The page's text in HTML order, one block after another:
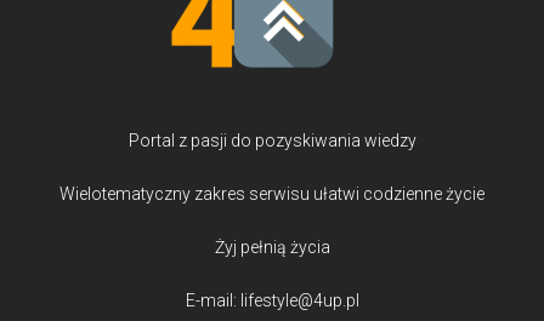
Portal z pasji do pozyskiwania wiedzy
Wielotematyczny zakres serwisu ułatwi codzienne życie
Żyj pełnią życia
E-mail: lifestyle@4up.pl